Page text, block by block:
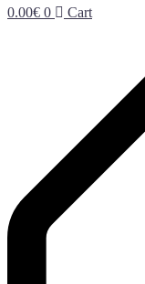
0.00€ 0 Cart